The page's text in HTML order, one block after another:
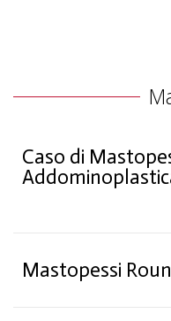
Caso di
Mastopessi